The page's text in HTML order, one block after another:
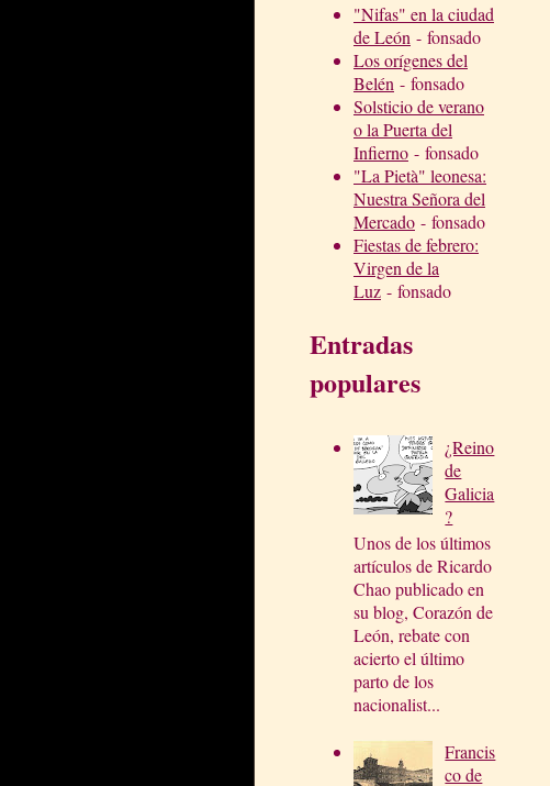
"Nifas" en la ciudad
de León - fonsado
Los orígenes del
Belén - fonsado
Solsticio de verano
o la Puerta del
Infierno - fonsado
"La Pietà" leonesa:
Nuestra Señora del
Mercado - fonsado
Fiestas de febrero:
Virgen de la
Luz - fonsado
Entradas
populares
¿Reino
de
Galicia
?
Unos de los últimos
artículos de Ricardo
Chao publicado en
su blog, Corazón de
León, rebate con
acierto el último
parto de los
nacionalist...
Francis
co de